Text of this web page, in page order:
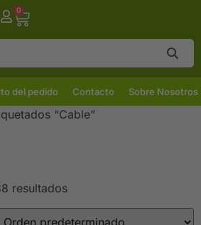
0
del pedido Contacto Sobre Nosotros
“Cable”
resultados